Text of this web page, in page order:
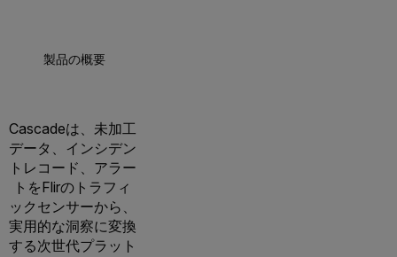
製品の概要
Cascadeは、未加工
データ、インシデン
トレコード、アラー
トをFlirのトラフィ
ックセンサーから、
実用的な洞察に変換
する次世代プラット